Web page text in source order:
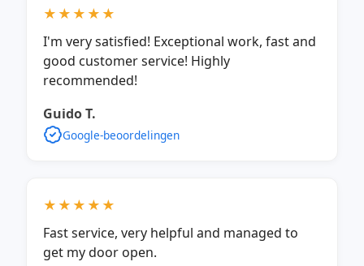
★★★★★
I'm very satisfied! Exceptional work, fast and
good customer service! Highly
recommended!
Guido T.
Google-beoordelingen
★★★★★
Fast service, very helpful and managed to
get my door open.